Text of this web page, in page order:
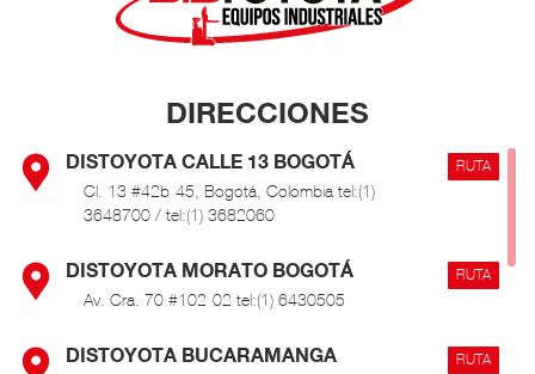
DIRECCIONES
DISTOYOTA CALLE 13 BOGOTÁ
Cl. 13 #42b-45, Bogotá, Colombia tel:(1)
3648700 / tel:(1) 3682060
RUTA
DISTOYOTA MORATO BOGOTÁ
Av. Cra. 70 #102-02 tel:(1) 6430505
RUTA
DISTOYOTA BUCARAMANGA RUTA